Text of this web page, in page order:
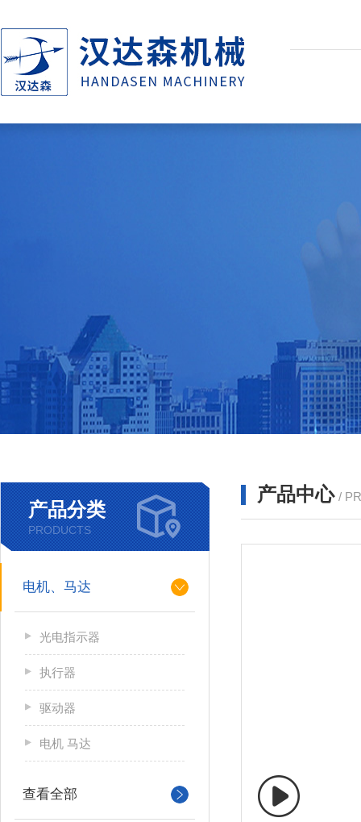
产品分类
PRODUCTS
电机、马达
光电指示器
执行器
驱动器
电机 马达
查看全部
产品中心 /